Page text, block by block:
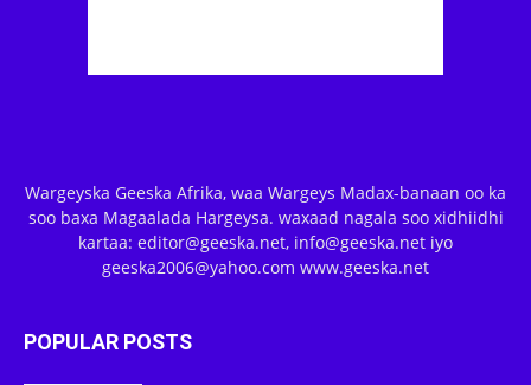
Wargeyska Geeska Afrika, waa Wargeys Madax-banaan oo ka
soo baxa Magaalada Hargeysa. waxaad nagala soo xidhiidhi
kartaa: editor@geeska.net, info@geeska.net iyo
geeska2006@yahoo.com www.geeska.net
POPULAR POSTS